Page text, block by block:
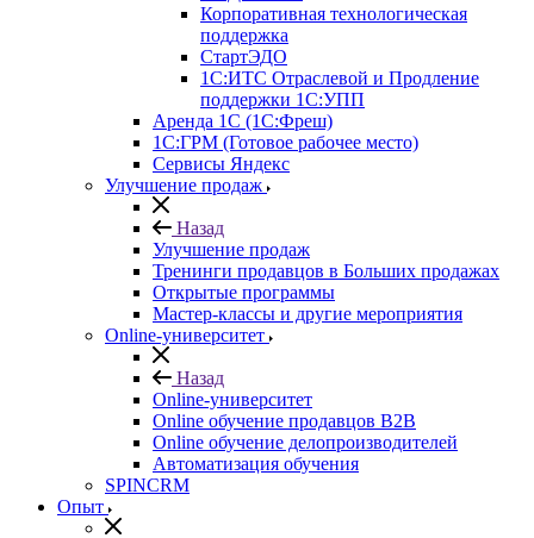
Корпоративная технологическая
поддержка
СтартЭДО
1С:ИТС Отраслевой и Продление
поддержки 1С:УПП
Аренда 1С (1С:Фреш)
1С:ГРМ (Готовое рабочее место)
Сервисы Яндекс
Улучшение продаж
Назад
Улучшение продаж
Тренинги продавцов в Больших продажах
Открытые программы
Мастер-классы и другие мероприятия
Online-университет
Назад
Online-университет
Online обучение продавцов B2B
Online обучение делопроизводителей
Автоматизация обучения
SPINCRM
Опыт